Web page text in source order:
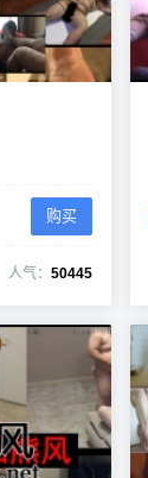
购买
人气： 50445